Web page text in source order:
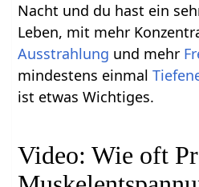
Nacht und du hast ein
Leben, mit mehr
Ausstrahlung und mehr
mindestens einmal
ist etwas Wichtiges.
Video: Wie oft